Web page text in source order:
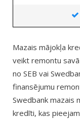
Mazais mājokļa
veikt remontu
no SEB vai
finansējumu
Swedbank mazais
kredīti, kas